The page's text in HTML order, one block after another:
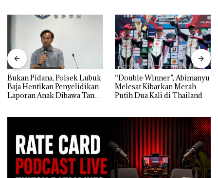
Bukan Pidana, Polsek Lubuk
Baja Hentikan Penyelidikan
Laporan Anak Dibawa Tanpa
“Double Winner”, Abimanyu
Melesat Kibarkan Merah
Putih Dua Kali di Thailand